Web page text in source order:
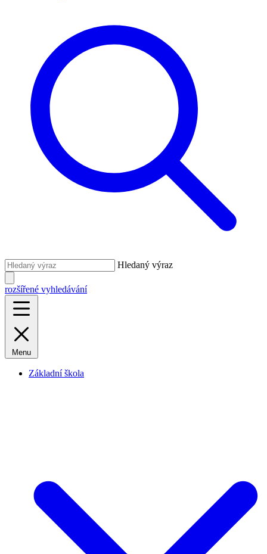
Hledaný výraz
rozšířené vyhledávání
Menu
Základní škola